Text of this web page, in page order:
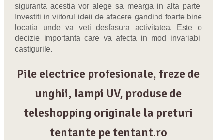
siguranta acestia vor alege sa mearga in alta parte.
Investiti in viitorul ideii de afacere gandind foarte bine
locatia unde va veti desfasura activitatea. Este o
decizie importanta care va afecta in mod invariabil
castigurile.
Pile electrice profesionale, freze de
unghii, lampi UV, produse de
teleshopping originale la preturi
tentante pe tentant.ro